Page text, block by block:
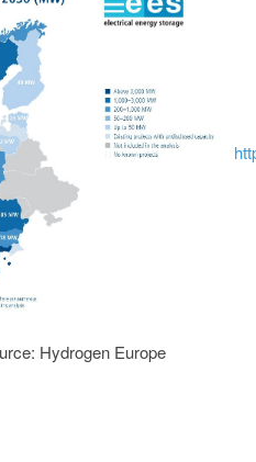
Hydrogen Europe